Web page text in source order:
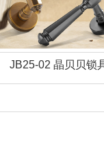
JB25-02 晶贝贝锁